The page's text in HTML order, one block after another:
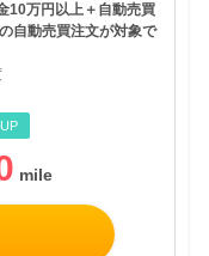
10万円以上＋自動売買
自動売買注文が対象で